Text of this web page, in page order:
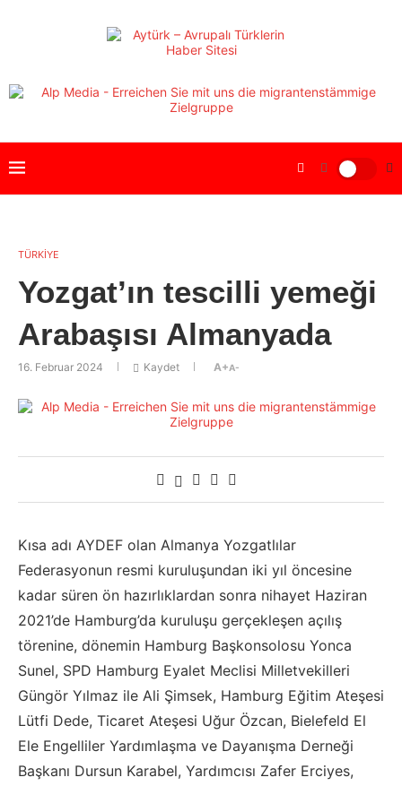
TÜRKİYE
Yozgat’ın tescilli yemeği
Arabaşısı Almanyada
16. Februar 2024 Kaydet A+A-
Kısa adı AYDEF olan Almanya Yozgatlılar
Federasyonun resmi kuruluşundan iki yıl öncesine
kadar süren ön hazırlıklardan sonra nihayet Haziran
2021’de Hamburg’da kuruluşu gerçekleşen açılış
törenine, dönemin Hamburg Başkonsolosu Yonca
Sunel, SPD Hamburg Eyalet Meclisi Milletvekilleri
Güngör Yılmaz ile Ali Şimsek, Hamburg Eğitim Ateşesi
Lütfi Dede, Ticaret Ateşesi Uğur Özcan, Bielefeld El
Ele Engelliler Yardımlaşma ve Dayanışma Derneği
Başkanı Dursun Karabel, Yardımcısı Zafer Erciyes,